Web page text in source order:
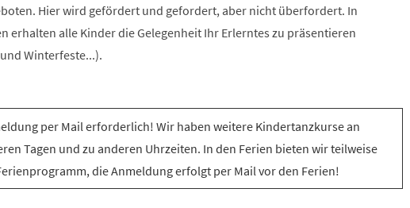
Hier wird gefördert und gefordert, aber nicht überfordert. In
erhalten alle Kinder die Gelegenheit Ihr Erlerntes zu präsentieren
Winterfeste...).
per Mail erforderlich! Wir haben weitere Kindertanzkurse an
Tagen und zu anderen Uhrzeiten. In den Ferien bieten wir teilweise
die Anmeldung erfolgt per Mail vor den Ferien!